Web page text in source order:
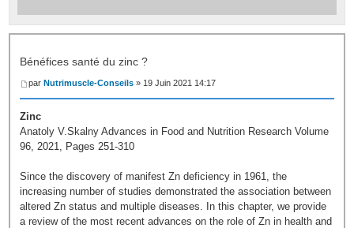
Bénéfices santé du zinc ?
parNutrimuscle-Conseils » 19 Juin 2021 14:17
Zinc
Anatoly V.Skalny Advances in Food and Nutrition Research Volume
96, 2021, Pages 251-310
Since the discovery of manifest Zn deficiency in 1961, the
increasing number of studies demonstrated the association between
altered Zn status and multiple diseases. In this chapter, we provide
a review of the most recent advances on the role of Zn in health and